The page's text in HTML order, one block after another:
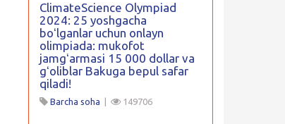
ClimateScience Olympiad
2024: 25 yoshgacha
boʻlganlar uchun onlayn
olimpiada: mukofot
jamgʻarmasi 15 000 dollar va
gʻoliblar Bakuga bepul safar
qiladi!
Barcha soha 149706